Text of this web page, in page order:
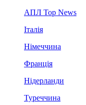
АПЛ Top News
Італія
Німеччина
Франція
Нідерланди
Туреччина